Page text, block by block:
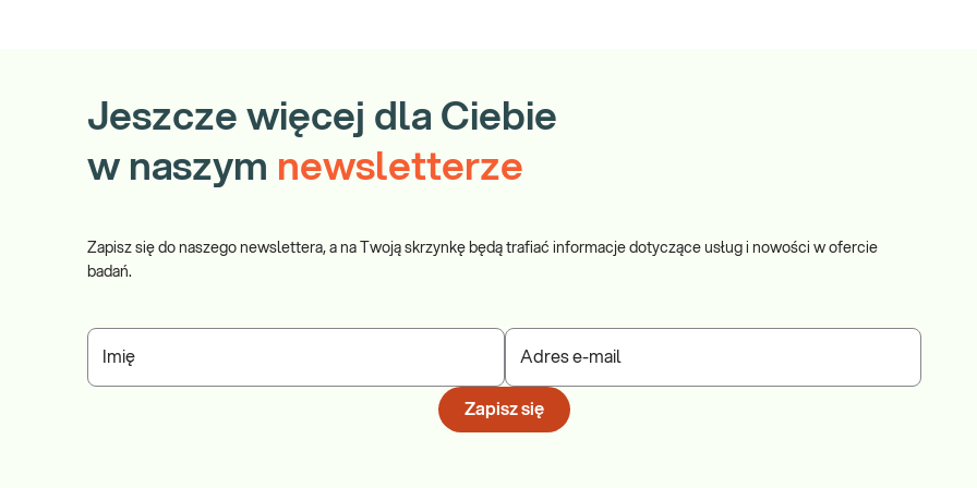
Jeszcze więcej dla Ciebie
w naszym newsletterze
Zapisz się do naszego newslettera, a na Twoją skrzynkę będą trafiać informacje dotyczące usług i nowości w ofercie
badań.
Imię Adres e-mail
Zapisz się